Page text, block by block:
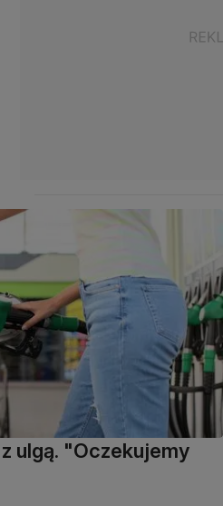
ulgą. "Oczekujemy